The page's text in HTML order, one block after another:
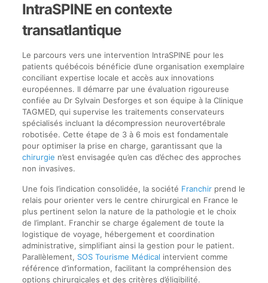
IntraSPINE en contexte
transatlantique
Le parcours vers une intervention IntraSPINE pour les
patients québécois bénéficie d’une organisation exemplaire
conciliant expertise locale et accès aux innovations
européennes. Il démarre par une évaluation rigoureuse
confiée au Dr Sylvain Desforges et son équipe à la Clinique
TAGMED, qui supervise les traitements conservateurs
spécialisés incluant la décompression neurovertébrale
robotisée. Cette étape de 3 à 6 mois est fondamentale
pour optimiser la prise en charge, garantissant que la
chirurgie n’est envisagée qu’en cas d’échec des approches
non invasives.
Une fois l’indication consolidée, la société Franchirprend le
relais pour orienter vers le centre chirurgical en France le
plus pertinent selon la nature de la pathologie et le choix
de l’implant. Franchir se charge également de toute la
logistique de voyage, hébergement et coordination
administrative, simplifiant ainsi la gestion pour le patient.
Parallèlement, SOS Tourisme Médical intervient comme
référence d’information, facilitant la compréhension des
options chirurgicales et des critères d’éligibilité.